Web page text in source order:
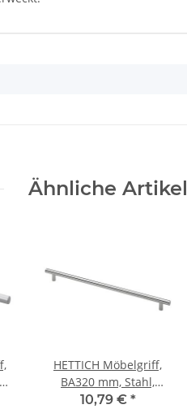
Ähnliche Artikel
HETTICH Möbelgriff,
BA320 mm, Stahl,
Edelstahl-Optik,
10,79 € *